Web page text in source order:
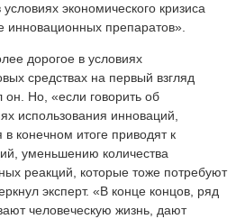
экономического кризиса
инновационных препаратов».
дорогое в условиях
средствах на первый взгляд
он. Но, «если говорить об
использования инноваций,
конечном итоге приводят к
уменьшению количества
реакций, которые тоже потребуют
эксперт. «В конце концов, ряд
человеческую жизнь, дают